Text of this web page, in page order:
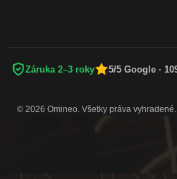
Záruka 2–3 roky 5/5 Google ·
© 2026 Omineo. Všetky práva vyhradené.